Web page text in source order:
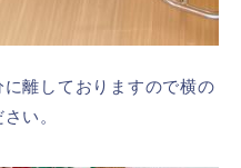
離しておりますので横の
い。